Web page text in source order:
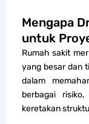
Mengapa
untuk
Rumah sakit
yang besar dan
dalam
berbagai
keretakan